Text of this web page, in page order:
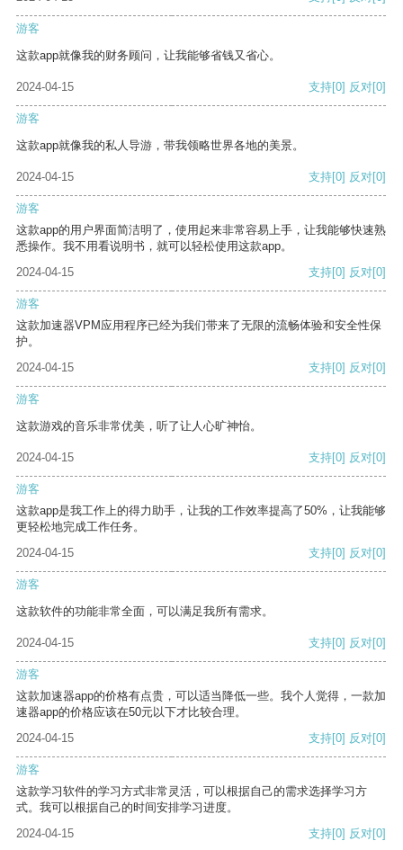
游客
这款app就像我的财务顾问，让我能够省钱又省心。
2024-04-15 支持[0] 反对[0]
游客
这款app就像我的私人导游，带我领略世界各地的美景。
2024-04-15 支持[0] 反对[0]
游客
这款app的用户界面简洁明了，使用起来非常容易上手，让我能够快速熟
悉操作。我不用看说明书，就可以轻松使用这款app。
2024-04-15
支持[0] 反对[0]
游客
这款加速器VPM应用程序已经为我们带来了无限的流畅体验和安全性保
护。
2024-04-15
支持[0] 反对[0]
游客
这款游戏的音乐非常优美，听了让人心旷神怡。
2024-04-15 支持[0] 反对[0]
游客
这款app是我工作上的得力助手，让我的工作效率提高了50%，让我能够
更轻松地完成工作任务。
2024-04-15
支持[0] 反对[0]
游客
这款软件的功能非常全面，可以满足我所有需求。
2024-04-15 支持[0] 反对[0]
游客
这款加速器app的价格有点贵，可以适当降低一些。我个人觉得，一款加
速器app的价格应该在50元以下才比较合理。
2024-04-15
支持[0] 反对[0]
游客
这款学习软件的学习方式非常灵活，可以根据自己的需求选择学习方
式。我可以根据自己的时间安排学习进度。
2024-04-15
支持[0] 反对[0]